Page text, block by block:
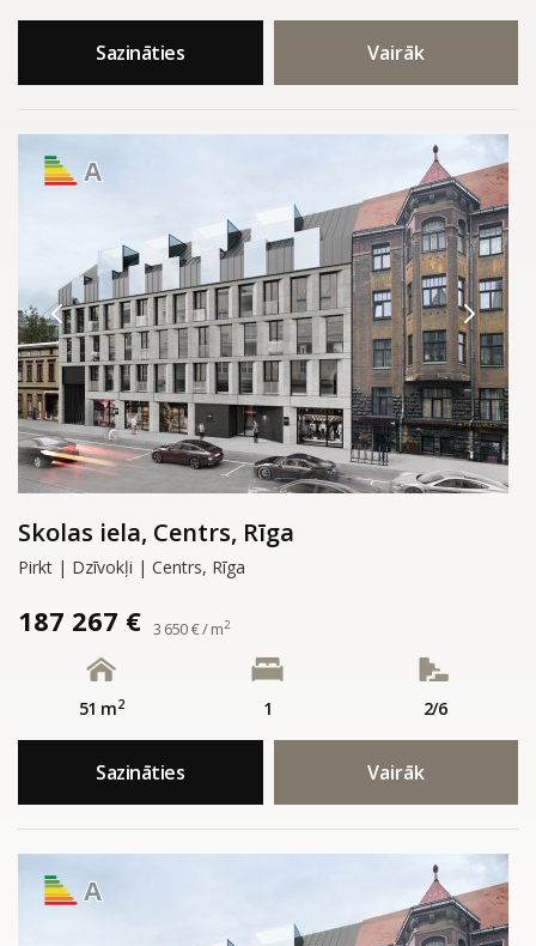
Sazināties Vairāk
A
Skolas iela, Centrs, Rīga
Pirkt | Dzīvokļi | Centrs, Rīga
187 267 € 3 650 € / m2
51 m2 1 2/6
Sazināties Vairāk
A